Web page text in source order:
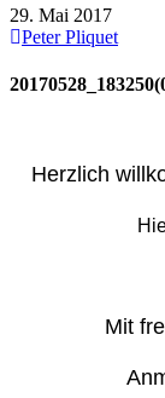
29. Mai 2017
Peter Pliquet
Herzlich
Mit